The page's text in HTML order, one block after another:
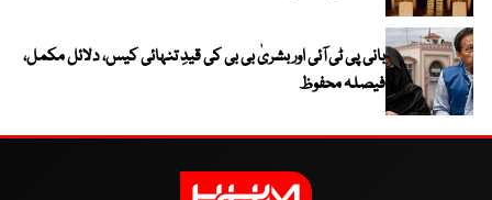
بانی پی ٹی آئی اور بشریٰ بی بی کی قیدِ تنہائی کیس، دلائل مکمل،
فیصلہ محفوظ